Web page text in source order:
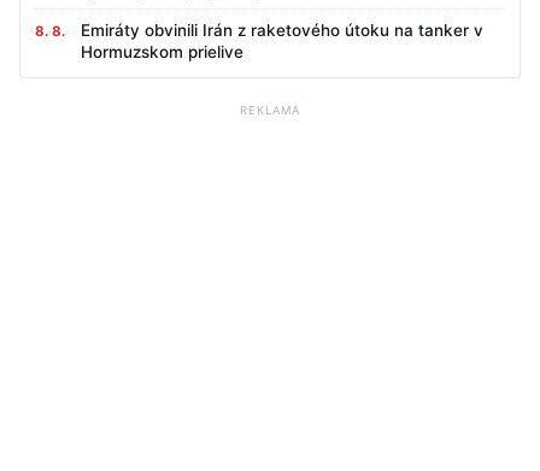
8. 8.
Emiráty obvinili Irán z raketového útoku na tanker v
Hormuzskom prielive
REKLAMA